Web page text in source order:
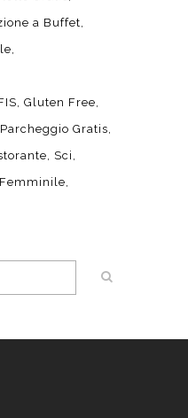
a Buffet
Gluten Free
Parcheggio Gratis
Sci